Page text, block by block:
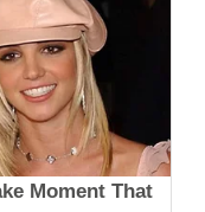
Moment That